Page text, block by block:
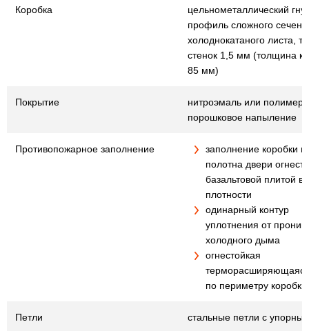
Коробка
цельнометаллический
профиль сложного
холоднокатаного листа,
стенок 1,5 мм (толщина
85 мм)
Покрытие
нитроэмаль или
порошковое напыление
Противопожарное заполнение
заполнение коробки и
полотна двери
базальтовой плитой
плотности
одинарный контур
уплотнения от
холодного дыма
огнестойкая
по периметру коробки
Петли
стальные петли с